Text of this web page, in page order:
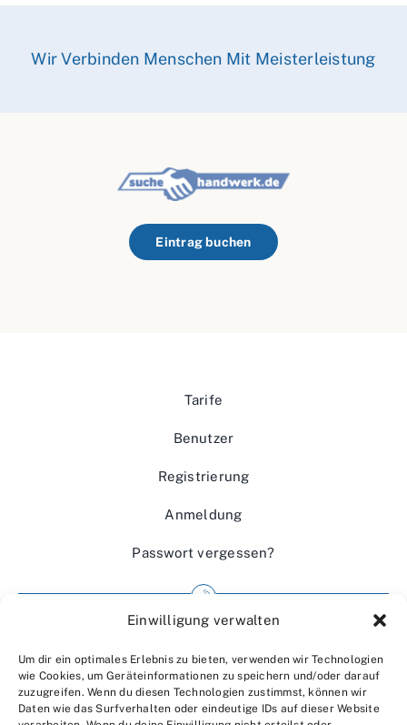
Einwilligung verwalten
Um dir ein optimales Erlebnis zu bieten, verwenden wir Technologien
wie Cookies, um Geräteinformationen zu speichern und/oder darauf
zuzugreifen. Wenn du diesen Technologien zustimmst, können wir
Daten wie das Surfverhalten oder eindeutige IDs auf dieser Website
Wir Verbinden Menschen Mit Meisterleistung
Eintrag buchen
Tarife
Benutzer
Registrierung
Anmeldung
Passwort vergessen?
Wir über uns
Kontakt